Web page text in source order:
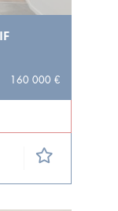
160 000 €